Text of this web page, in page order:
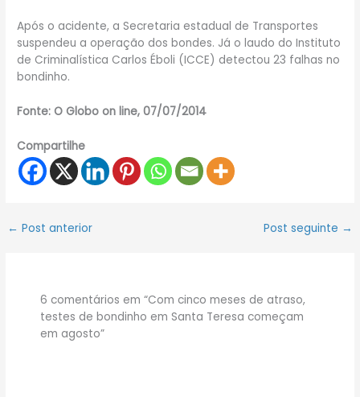
Após o acidente, a Secretaria estadual de Transportes
suspendeu a operação dos bondes. Já o laudo do Instituto
de Criminalística Carlos Éboli (ICCE) detectou 23 falhas no
bondinho.
Fonte: O Globo on line, 07/07/2014
Compartilhe
← Post anterior Post seguinte →
6 comentários em “Com cinco meses de atraso,
testes de bondinho em Santa Teresa começam
em agosto”